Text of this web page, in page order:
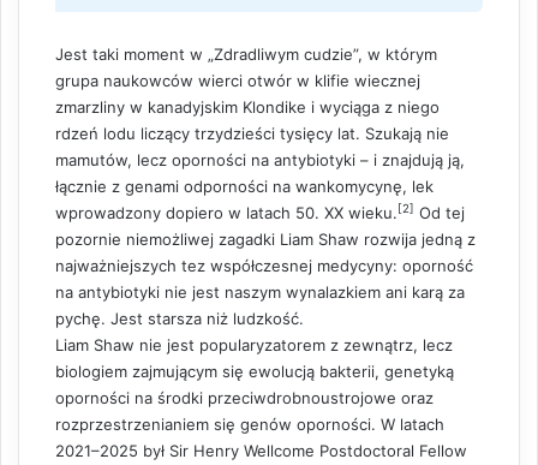
Jest taki moment w „Zdradliwym cudzie”, w którym
grupa naukowców wierci otwór w klifie wiecznej
zmarzliny w kanadyjskim Klondike i wyciąga z niego
rdzeń lodu liczący trzydzieści tysięcy lat. Szukają nie
mamutów, lecz oporności na antybiotyki – i znajdują ją,
łącznie z genami odporności na wankomycynę, lek
wprowadzony dopiero w latach 50. XX wieku. [2] Od tej
pozornie niemożliwej zagadki Liam Shaw rozwija jedną z
najważniejszych tez współczesnej medycyny: oporność
na antybiotyki nie jest naszym wynalazkiem ani karą za
pychę. Jest starsza niż ludzkość.
Liam Shaw nie jest popularyzatorem z zewnątrz, lecz
biologiem zajmującym się ewolucją bakterii, genetyką
oporności na środki przeciwdrobnoustrojowe oraz
rozprzestrzenianiem się genów oporności. W latach
2021–2025 był Sir Henry Wellcome Postdoctoral Fellow